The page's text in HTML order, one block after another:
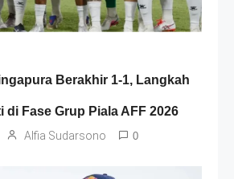
Berakhir 1-1, Langkah
di Fase Grup Piala AFF 2026
Alfia Sudarsono 0